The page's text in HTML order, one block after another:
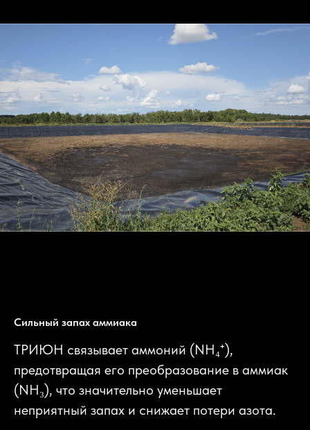
Сильный запах аммиака
ТРИЮН связывает аммоний (NH₄⁺),
предотвращая его преобразование в аммиак
(NH₃), что значительно уменьшает
неприятный запах и снижает потери азота.